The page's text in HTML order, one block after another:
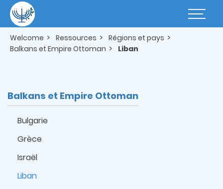
main
content
Basculer
Welcome Ressources
Régions et pays
Balkans et Empire Ottoman
Liban
Balkans et Empire Ottoman
Bulgarie
Grèce
Israël
Liban